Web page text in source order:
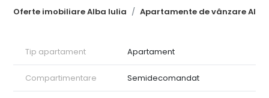
Oferte imobiliare Alba Iulia Apartamente de vânzare
• living
• dormitor
• hol
• balcon
Alte avantaje:
Tip apartament Apartament
Compartimentare Semidecomandat